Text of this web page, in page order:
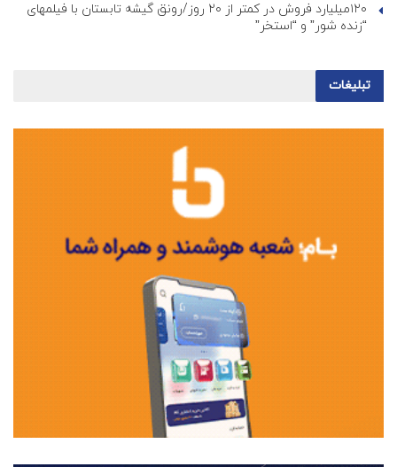
۱۲۰میلیارد فروش در کمتر از ۲۰ روز/رونق گیشه تابستان با فیلمهای
“زنده شور” و “استخر”
تبلیغات